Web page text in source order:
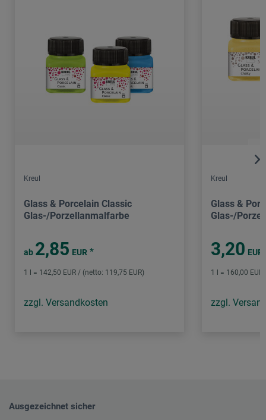
Kreul
Glass & Porcelain Classic
Glas-/Porzellanmalfarbe
ab 2,85 EUR *
1 l = 142,50 EUR / (netto: 119,75 EUR)
zzgl. Versandkosten
Kreul
Glass &
Glas-/
3,20 EUR
1 l = 160,00
zzgl.
Ausgezeichnet sicher